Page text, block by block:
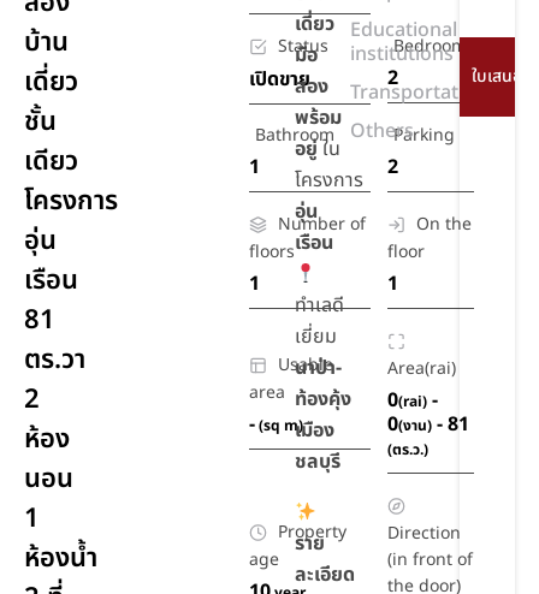
บ้าน
เดี่ยว
ชั้น
เดียว
โครงการ
อุ่น
เรือน
81
ตร.วา
2
ห้อง
นอน
1
ห้องน้ำ
Status
เปิดขาย
Bedroom
2
Bathroom
1
Parking
2
Number of
floors
1
On the
floor
1
Usable
area
-(sq m)
Area(rai)
0(rai)-
0(งาน)- 81
(ตร.ว.)
Property
age
Direction
(in front of
the door)
เดี่ยว
มือ
สอง
พร้อม
อยู่ใน
โครงการ
อุ่น
เรือน
ทำเลดี
เยี่ยม
นาป่า-
ท้องคุ้ง
เมือง
ชลบุรี
ราย
ละเอียด
Educational
institutions
Transportation
Others